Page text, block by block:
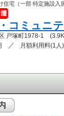
住宅（一部 特定施設入
コミュニ
戸塚町1978-1
／ 月額利用料(1人)